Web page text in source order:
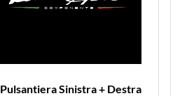
Pulsantiera Sinistra + Destra